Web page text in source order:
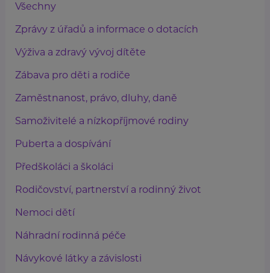
Všechny
Zprávy z úřadů a informace o dotacích
Výživa a zdravý vývoj dítěte
Zábava pro děti a rodiče
Zaměstnanost, právo, dluhy, daně
Samoživitelé a nízkopříjmové rodiny
Puberta a dospívání
Předškoláci a školáci
Rodičovství, partnerství a rodinný život
Nemoci dětí
Náhradní rodinná péče
Návykové látky a závislosti